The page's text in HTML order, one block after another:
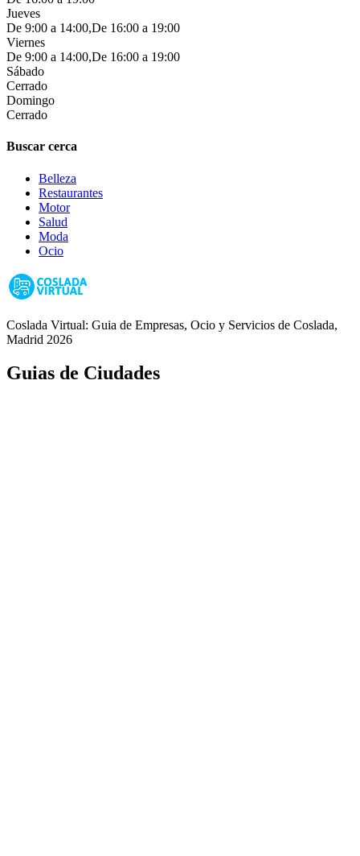
Jueves
De 9:00 a 14:00,De 16:00 a 19:00
Viernes
De 9:00 a 14:00,De 16:00 a 19:00
Sábado
Cerrado
Domingo
Cerrado
Buscar cerca
Belleza
Restaurantes
Motor
Salud
Moda
Ocio
Coslada Virtual: Guia de Empresas, Ocio y Servicios de Coslada,
Madrid 2026
Guias de Ciudades